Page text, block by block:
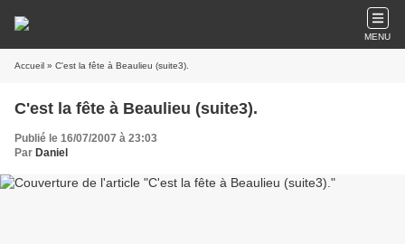
MENU
Accueil » C'est la fête à Beaulieu (suite3).
C'est la fête à Beaulieu (suite3).
Publié le 16/07/2007 à 23:03
Par Daniel